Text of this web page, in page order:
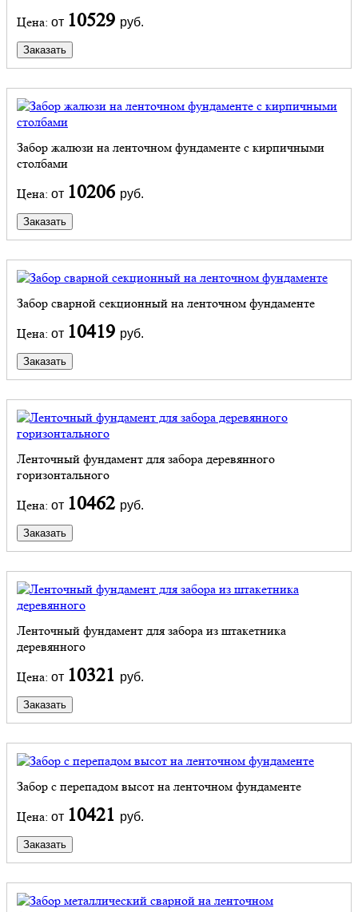
Цена: от 10529 руб.
Заказать
Забор жалюзи на ленточном фундаменте с кирпичными
столбами
Цена: от 10206 руб.
Заказать
Забор сварной секционный на ленточном фундаменте
Цена: от 10419 руб.
Заказать
Ленточный фундамент для забора деревянного
горизонтального
Цена: от 10462 руб.
Заказать
Ленточный фундамент для забора из штакетника
деревянного
Цена: от 10321 руб.
Заказать
Забор с перепадом высот на ленточном фундаменте
Цена: от 10421 руб.
Заказать